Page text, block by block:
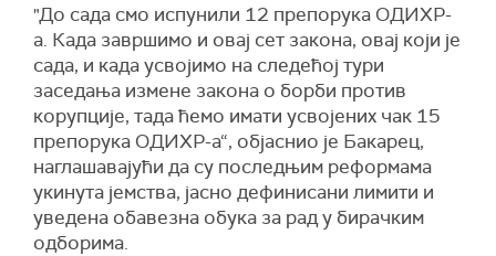
"До сада смо испунили 12 препорука ОДИХР-
а. Када завршимо и овај сет закона, овај који је
сада, и када усвојимо на следећој тури
заседања измене закона о борби против
корупције, тада ћемо имати усвојених чак 15
препорука ОДИХР-а“, објаснио је Бакарец,
наглашавајући да су последњим реформама
укинута јемства, јасно дефинисани лимити и
уведена обавезна обука за рад у бирачким
одборима.